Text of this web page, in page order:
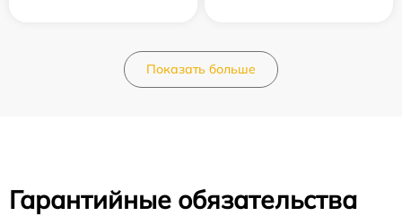
Показать больше
Гарантийные обязательства